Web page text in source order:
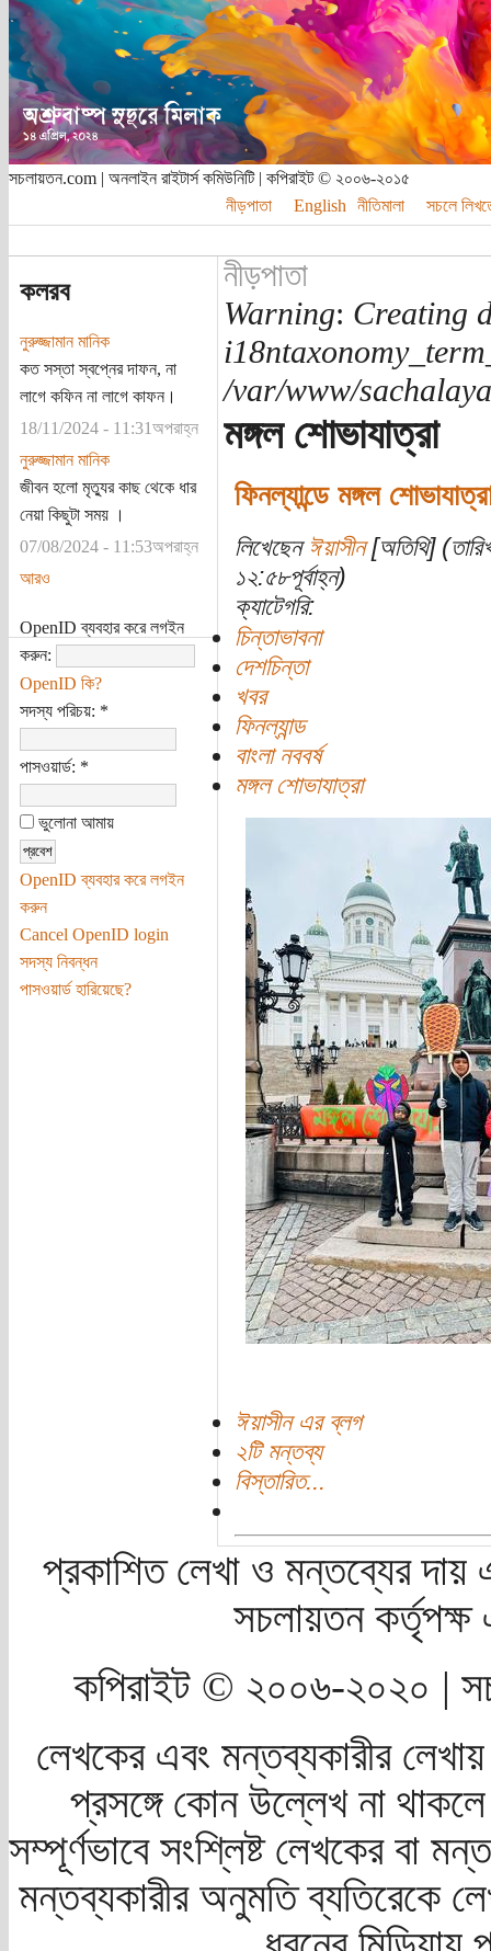
সচলায়তন.com | অনলাইন রাইটার্স কমিউনিটি | কপিরাইট © ২০০৬-২০১৫
নীড়পাতা
English নীতিমালা সচলে
কলরব
নুরুজ্জামান মানিক
কত সস্তা স্বপ্নের দাফন, না
লাগে কফিন না লাগে কাফন।
18/11/2024 - 11:31অপরাহ্ন
নুরুজ্জামান মানিক
জীবন হলো মৃত্যুর কাছ থেকে ধার
নেয়া কিছুটা সময় ।
07/08/2024 - 11:53অপরাহ্ন
আরও
OpenID ব্যবহার করে লগইন
করুন:
OpenID কি?
সদস্য পরিচয়: *
পাসওয়ার্ড: *
ভুলোনা আমায়
OpenID ব্যবহার করে লগইন
করুন
Cancel OpenID login
সদস্য নিবন্ধন
পাসওয়ার্ড হারিয়েছে?
নীড়পাতা
Warning: Creating
/var/www/
মঙ্গল শোভাযাত্রা
ফিনল্যান্ডে মঙ্গল
লিখেছেন ঈয়াসীন[অতিথি]
১২:৫৮পূর্বাহ্ন)
ক্যাটেগরি:
চিন্তাভাবনা
দেশচিন্তা
খবর
ফিনল্যান্ড
বাংলা নববর্ষ
মঙ্গল শোভাযাত্রা
ঈয়াসীন এর ব্লগ
২টি মন্তব্য
বিস্তারিত...
প্রকাশিত লেখা ও মন্তব্যের দায়
সচলায়তন
কপিরাইট © ২০০৬-২০২০ |
লেখকের এবং মন্তব্যকারীর
প্রসঙ্গে কোন উল্লেখ না
সম্পূর্ণভাবে সংশ্লিষ্ট লেখকের বা
মন্তব্যকারীর অনুমতি ব্যতিরেকে